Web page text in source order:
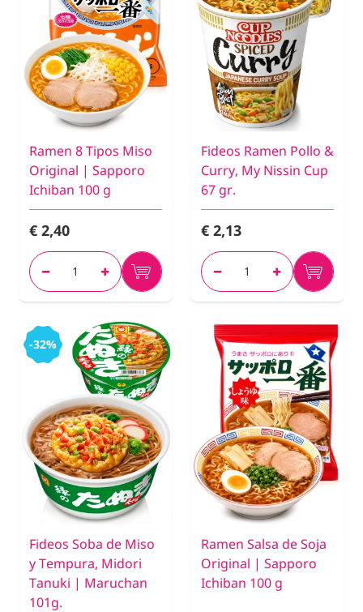
Ramen 8 Tipos Miso
Original | Sapporo
Ichiban 100 g
€ 2,40
Fideos Ramen Pollo &
Curry, My Nissin Cup
67 gr.
€ 2,13
-32%
Fideos Soba de Miso
y Tempura, Midori
Tanuki | Maruchan
101g.
Ramen Salsa de Soja
Original | Sapporo
Ichiban 100 g